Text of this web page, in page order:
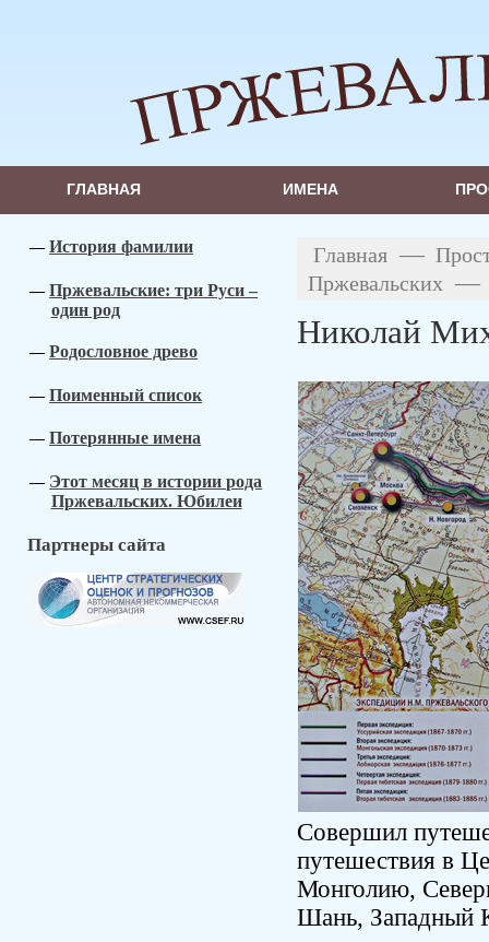
ГЛАВНАЯ ИМЕНА
История фамилии
Пржевальские: три Руси –
один род
Родословное древо
Поименный список
Потерянные имена
Этот месяц в истории рода
Пржевальских. Юбилеи
Партнеры сайта
Главная —
Пржевальских —
Николай
Совершил
путешествия в
Монголию,
Шань, Западный